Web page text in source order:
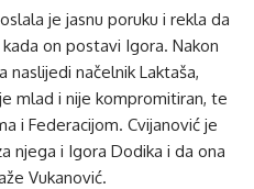
je jasnu poruku i rekla da
on postavi Igora. Nakon
načelnik Laktaša,
mlad i nije kompromitiran, te
i Federacijom. Cvijanović je
njega i Igora Dodika i da ona
Vukanović.